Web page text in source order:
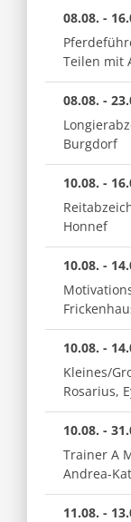
08.08. -
Teilen mit
08.08. -
Burgdorf
10.08. -
Honnef
10.08. -
10.08. -
Kleines/
Rosarius,
10.08. -
Trainer A
Andrea-
11.08. -